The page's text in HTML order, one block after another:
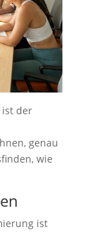
ist der
genau
wie
ist